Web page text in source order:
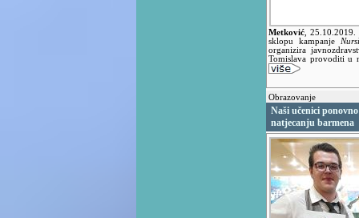
Metković
25.10.2019.
sklopu kampanje
organizira
Tomislava provoditi u
Obrazovanje
Naši učenici
natjecanju barmena